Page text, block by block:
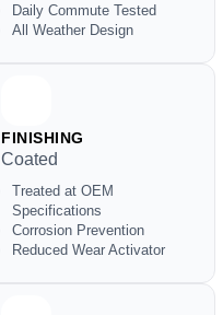
Daily Commute Tested
All Weather Design
FINISHING
Coated
Treated at OEM
Specifications
Corrosion Prevention
Reduced Wear Activator